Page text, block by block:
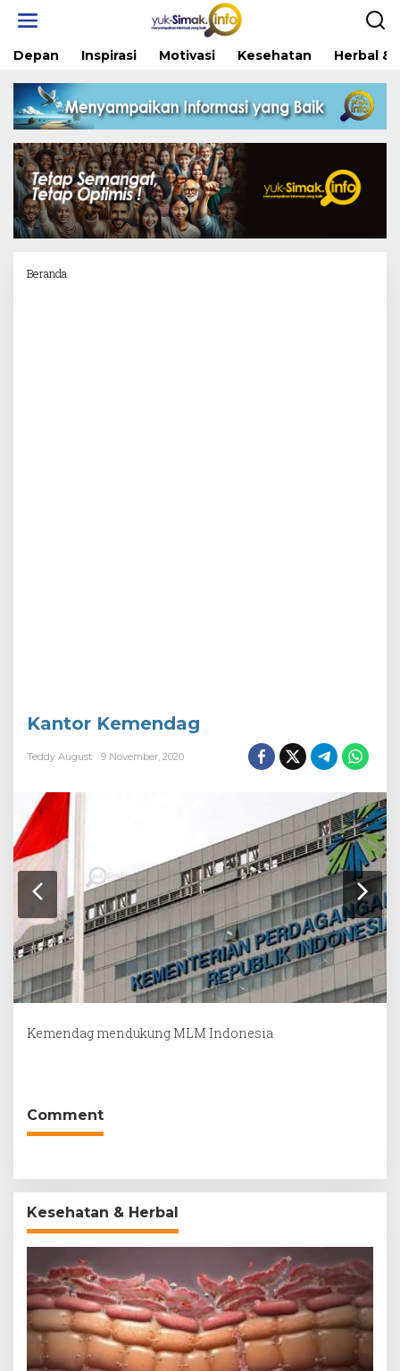
Depan Inspirasi Motivasi Kesehatan Herbal &
Beranda
Kantor Kemendag
Teddy August 9 November, 2020
Kemendag mendukung MLM Indonesia
Comment
Kesehatan & Herbal